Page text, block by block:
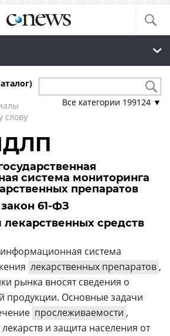
слову
Все категории 199124 ▼
система мониторинга
препаратов
61-ФЗ
средств
система
лекарственных препаратов ,
рынка вносят сведения о
продукции. Основные задачи
прослеживаемости ,
и защита населения от